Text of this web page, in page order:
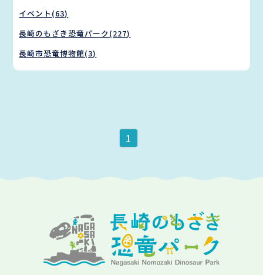
イベント(63)
長崎のもざき恐竜パーク(227)
長崎市恐竜博物館(3)
1